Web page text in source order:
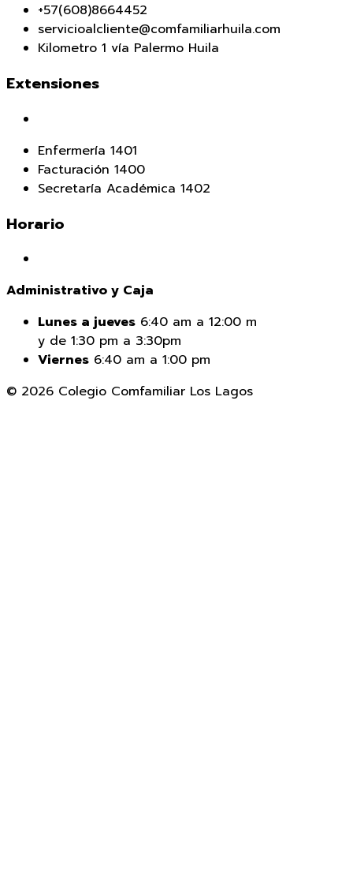
+57(608)8664452
servicioalcliente@comfamiliarhuila.com
Kilometro 1 vía Palermo Huila
Extensiones
Enfermería 1401
Facturación 1400
Secretaría Académica 1402
Horario
Administrativo y Caja
Lunes a jueves 6:40 am a 12:00 m
y de 1:30 pm a 3:30pm
Viernes 6:40 am a 1:00 pm
© 2026 Colegio Comfamiliar Los Lagos